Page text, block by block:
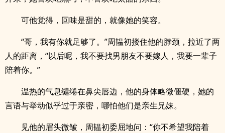
可他觉得，回味是甜的，就像她的笑容。
“哥，我有你就足够了。”周韫初搂住他的脖颈，拉近了两
人的距离，“以后呢，我不要找男朋友不要嫁人，我要一辈子
陪着你。”
温热的气息缱绻在鼻尖唇边，他的身体略微僵硬，她的
言语与举动似乎过于亲密，哪怕他们是亲生兄妹。
见他的眉头微皱，周韫初委屈地问：“你不希望我陪着